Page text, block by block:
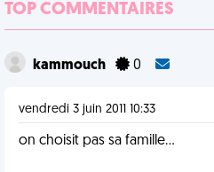
TOP COMMENTAIRES
kammouch 0
vendredi 3 juin 2011 10:33
on choisit pas sa famille...